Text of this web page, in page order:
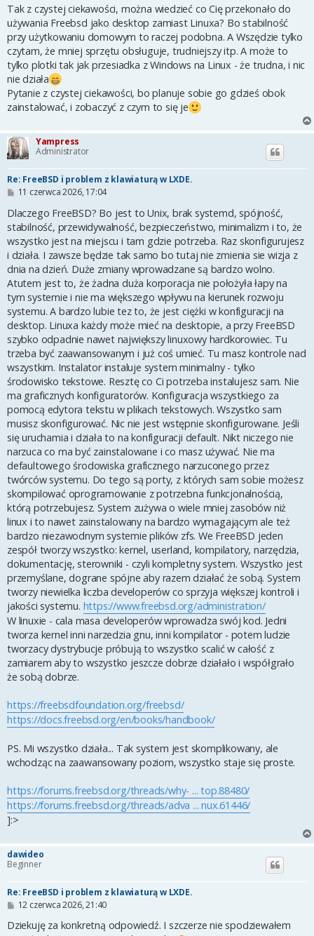
s
t
Tak z czystej ciekawości, można wiedzieć co Cię przekonało do
używania Freebsd jako desktop zamiast Linuxa? Bo stabilność
przy użytkowaniu domowym to raczej podobna. A Wszędzie tylko
czytam, że mniej sprzętu obsługuje, trudniejszy itp. A może to
tylko plotki tak jak przesiadka z Windows na Linux - że trudna, i nic
nie działa
Pytanie z czystej ciekawości, bo planuje sobie go gdzieś obok
zainstalować, i zobaczyć z czym to się je
Yampress
Administrator
Re: FreeBSD i problem z klawiaturą w LXDE.
P
s
11 czerwca 2026, 17:04
Dlaczego FreeBSD? Bo jest to Unix, brak systemd, spójność,
stabilność, przewidywalność, bezpieczeństwo, minimalizm i to, że
wszystko jest na miejscu i tam gdzie potrzeba. Raz skonfigurujesz
i działa. I zawsze będzie tak samo bo tutaj nie zmienia sie wizja z
dnia na dzień. Duże zmiany wprowadzane są bardzo wolno.
Atutem jest to, że żadna duża korporacja nie położyła łapy na
tym systemie i nie ma większego wpływu na kierunek rozwoju
systemu. A bardzo lubie tez to, że jest ciężki w konfiguracji na
desktop. Linuxa każdy może mieć na desktopie, a przy FreeBSD
szybko odpadnie nawet największy linuxowy hardkorowiec. Tu
trzeba być zaawansowanym i już coś umieć. Tu masz kontrole nad
wszystkim. Instalator instaluje system minimalny - tylko
środowisko tekstowe. Resztę co Ci potrzeba instalujesz sam. Nie
ma graficznych konfiguratorów. Konfiguracja wszystkiego za
pomocą edytora tekstu w plikach tekstowych. Wszystko sam
musisz skonfigurować. Nic nie jest wstępnie skonfigurowane. Jeśli
się uruchamia i działa to na konfiguracji default. Nikt niczego nie
narzuca co ma być zainstalowane i co masz używać. Nie ma
defaultowego środowiska graficznego narzuconego przez
twórców systemu. Do tego są porty, z których sam sobie możesz
skompilować oprogramowanie z potrzebna funkcjonalnością,
którą potrzebujesz. System zużywa o wiele mniej zasobów niż
linux i to nawet zainstalowany na bardzo wymagającym ale też
bardzo niezawodnym systemie plików zfs. We FreeBSD jeden
zespół tworzy wszystko: kernel, userland, kompilatory, narzędzia,
dokumentację, sterowniki - czyli kompletny system. Wszystko jest
przemyślane, dograne spójne aby razem działać że sobą. System
tworzy niewielka liczba developerów co sprzyja większej kontroli i
jakości systemu. https://www.freebsd.org/administration/
W linuxie - cala masa developerów wprowadza swój kod. Jedni
tworza kernel inni narzedzia gnu, inni kompilator - potem ludzie
tworzacy dystrybucje próbują to wszystko scalić w całość z
zamiarem aby to wszystko jeszcze dobrze działało i współgrało
że sobą dobrze.
https://freebsdfoundation.org/freebsd/
https://docs.freebsd.org/en/books/handbook/
PS. Mi wszystko działa... Tak system jest skomplikowany, ale
wchodząc na zaawansowany poziom, wszystko staje się proste.
https://forums.freebsd.org/threads/why- ... top.88480/
https://forums.freebsd.org/threads/adva ... nux.61446/
]:>
dawideo
Beginner
Re: FreeBSD i problem z klawiaturą w LXDE.
P
s
12 czerwca 2026, 21:40
Dziekuję za konkretną odpowiedź. I szczerze nie spodziewałem